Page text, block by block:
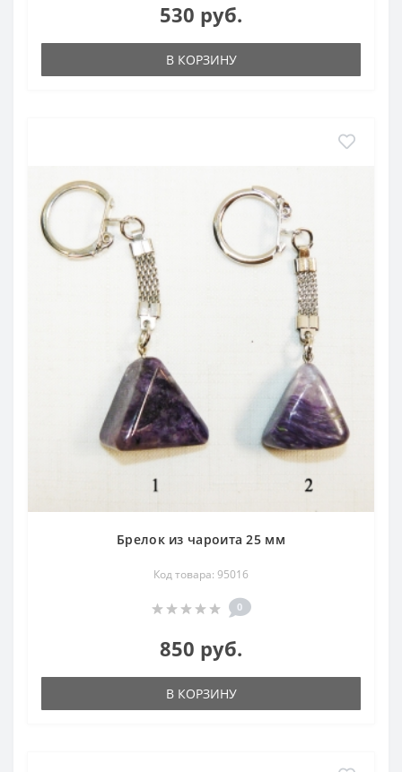
530 руб.
В КОРЗИНУ
Брелок из чароита 25 мм
Код товара: 95016
0
850 руб.
В КОРЗИНУ